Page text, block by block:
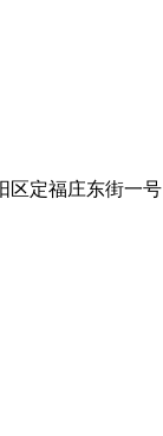
区定福庄东街一号